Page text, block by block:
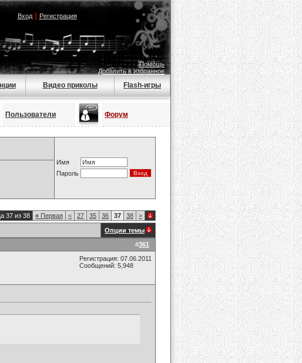
Вход| Регистрация
Помощь
Добавить в избранное
Видео приколы Flash-игры
Пользователи Форум
Имя
Пароль
37 из 38 « Первая < 27 35 36 37 38 >
Опции темы
#361
Регистрация: 07.06.2011
Сообщений: 5,948